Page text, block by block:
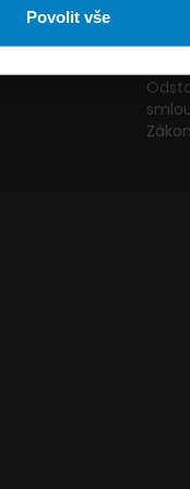
Povolit vše